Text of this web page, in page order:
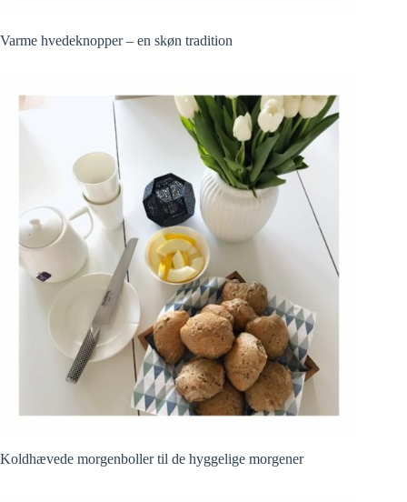
Varme hvedeknopper – en skøn tradition
Koldhævede morgenboller til de hyggelige morgener